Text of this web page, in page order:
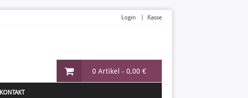
0 Artikel - 0,00 €
Login Kasse
KONTAKT